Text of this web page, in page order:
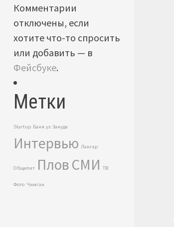
Комментарии
отключены, если
хотите что-то спросить
или добавить — в
Фейсбуке.
Метки
Startup Баня.уз Зануда
Интервью Лангар
Общепит ПловСМИ ТВ
Фото Чимган